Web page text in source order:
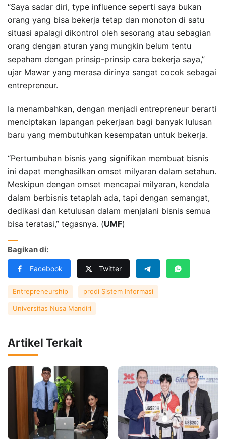
“Saya sadar diri, type influence seperti saya bukan
orang yang bisa bekerja tetap dan monoton di satu
situasi apalagi dikontrol oleh sesorang atau sebagian
orang dengan aturan yang mungkin belum tentu
sepaham dengan prinsip-prinsip cara bekerja saya,”
ujar Mawar yang merasa dirinya sangat cocok sebagai
entrepreneur.
Ia menambahkan, dengan menjadi entrepreneur berarti
menciptakan lapangan pekerjaan bagi banyak lulusan
baru yang membutuhkan kesempatan untuk bekerja.
“Pertumbuhan bisnis yang signifikan membuat bisnis
ini dapat menghasilkan omset milyaran dalam setahun.
Meskipun dengan omset mencapai milyaran, kendala
dalam berbisnis tetaplah ada, tapi dengan semangat,
dedikasi dan ketulusan dalam menjalani bisnis semua
bisa teratasi,” tegasnya. (UMF)
Bagikan di:
Facebook Twitter
Entrepreneurship prodi Sistem Informasi
Universitas Nusa Mandiri
Artikel Terkait